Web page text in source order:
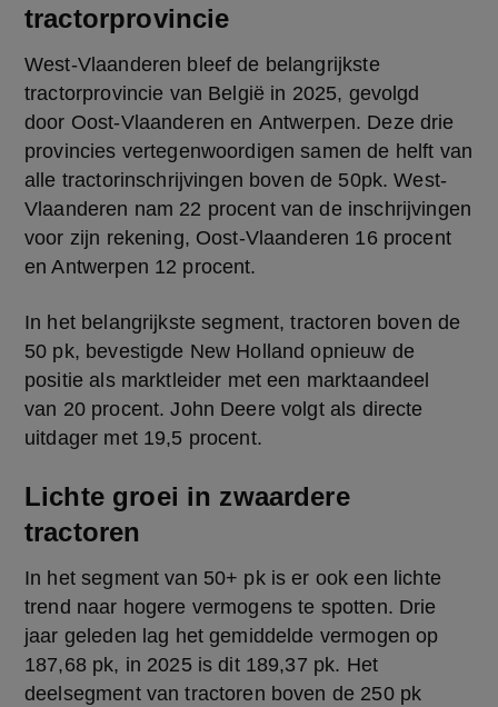
tractorprovincie
West-Vlaanderen bleef de belangrijkste
tractorprovincie van België in 2025, gevolgd
door Oost-Vlaanderen en Antwerpen. Deze drie
provincies vertegenwoordigen samen de helft van
alle tractorinschrijvingen boven de 50pk. West-
Vlaanderen nam 22 procent van de inschrijvingen
voor zijn rekening, Oost-Vlaanderen 16 procent
en Antwerpen 12 procent.
In het belangrijkste segment, tractoren boven de
50 pk, bevestigde New Holland opnieuw de
positie als marktleider met een marktaandeel
van 20 procent. John Deere volgt als directe
uitdager met 19,5 procent.
Lichte groei in zwaardere
tractoren
In het segment van 50+ pk is er ook een lichte
trend naar hogere vermogens te spotten. Drie
jaar geleden lag het gemiddelde vermogen op
187,68 pk, in 2025 is dit 189,37 pk. Het
deelsegment van tractoren boven de 250 pk